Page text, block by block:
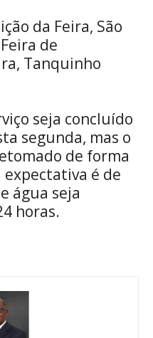
da Feira, São
de
Tanquinho
seja concluído
segunda, mas o
de forma
expectativa é de
água seja
horas.